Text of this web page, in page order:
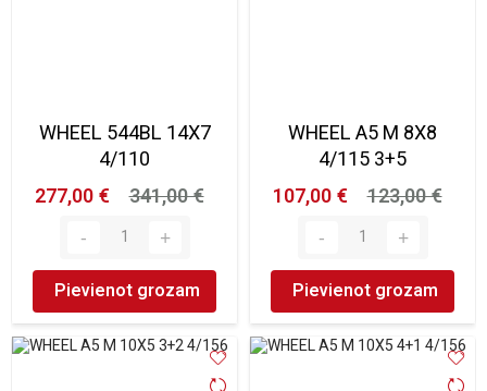
WHEEL 544BL 14X7
4/110
277,00 €
341,00 €
Pievienot grozam
WHEEL A5 M 8X8
4/115 3+5
107,00 €
123,00 €
Pievienot grozam